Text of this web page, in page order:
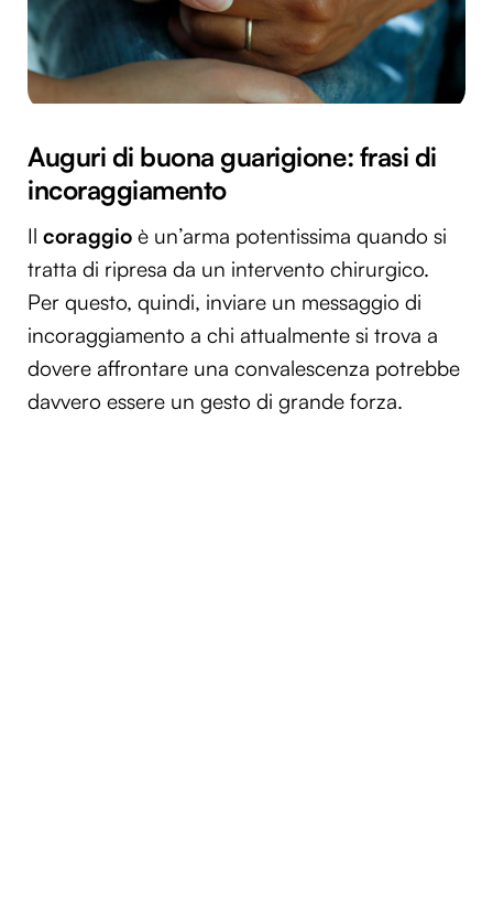
Auguri di buona guarigione: frasi di
incoraggiamento
Il coraggio è un’arma potentissima quando si
tratta di ripresa da un intervento chirurgico.
Per questo, quindi, inviare un messaggio di
incoraggiamento a chi attualmente si trova a
dovere affrontare una convalescenza potrebbe
davvero essere un gesto di grande forza.